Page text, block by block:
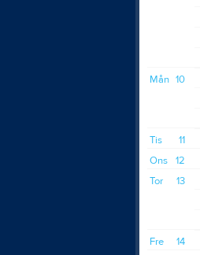
10
Mån
11
Tis
12
Ons
13
Tor
14
Fre